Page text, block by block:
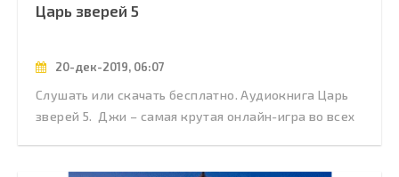
Царь зверей 5
20-дек-2019, 06:07
Слушать или скачать бесплатно. Аудиокнига Царь
зверей 5. Джи – самая крутая онлайн-игра во всех